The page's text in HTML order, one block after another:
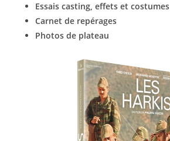
Essais casting, effets et costumes
Carnet de repérages
Photos de plateau